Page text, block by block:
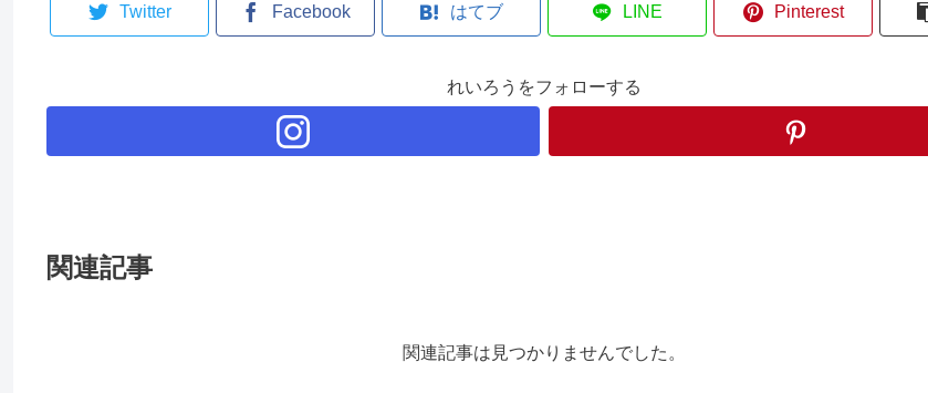
Twitter Facebook はてブ LINE Pinterest
れいろうをフォローする
関連記事
関連記事は見つかりませんでした。